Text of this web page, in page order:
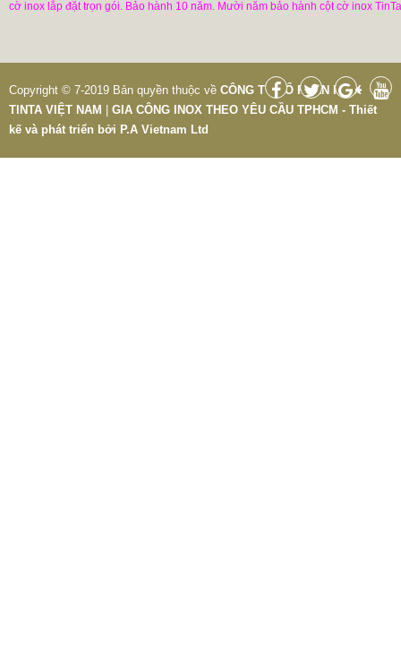
cờ inox lắp đặt trọn gói. Bảo hành 10 năm. Mười năm bảo hành cột cờ inox
Copyright © 7-2019 Bản quyền thuộc về CÔNG TY CỔ PHẦN INOX
TINTA VIỆT NAM
GIA CÔNG INOX THEO YÊU CẦU TPHCM - Thiết
kế và phát triển bởi P.A Vietnam Ltd